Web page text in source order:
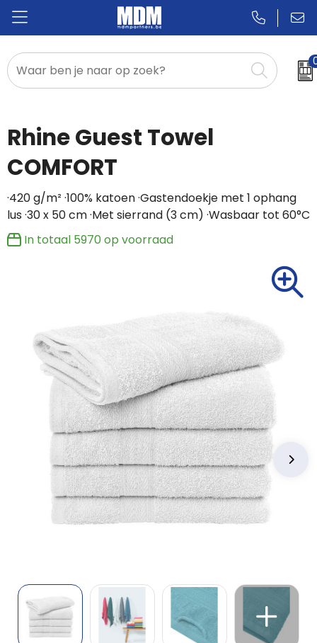
Relatiegeschenken
Promotietextiel
Sportkleding
Rhine Guest Towel
COMFORT
·420 g/m² ·100% katoen ·Gastendoekje met 1 ophang
lus ·30 x 50 cm ·Met sierrand (3 cm) ·Wasbaar tot 60°C
In totaal 5970 op voorraad